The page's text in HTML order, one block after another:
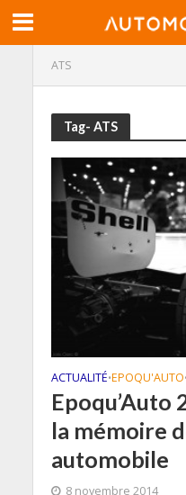
ATS
Tag- ATS
ACTUALITÉ•EPOQU'AUTO•
Epoqu’Auto
la mémoire
automobile
8 novembre 2014